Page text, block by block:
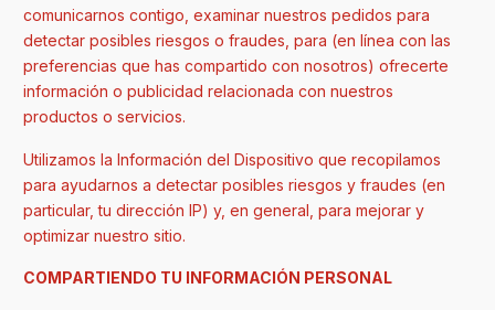
comunicarnos contigo, examinar nuestros pedidos para
detectar posibles riesgos o fraudes, para (en línea con las
preferencias que has compartido con nosotros) ofrecerte
información o publicidad relacionada con nuestros
productos o servicios.
Utilizamos la Información del Dispositivo que recopilamos
para ayudarnos a detectar posibles riesgos y fraudes (en
particular, tu dirección IP) y, en general, para mejorar y
optimizar nuestro sitio.
COMPARTIENDO TU INFORMACIÓN PERSONAL